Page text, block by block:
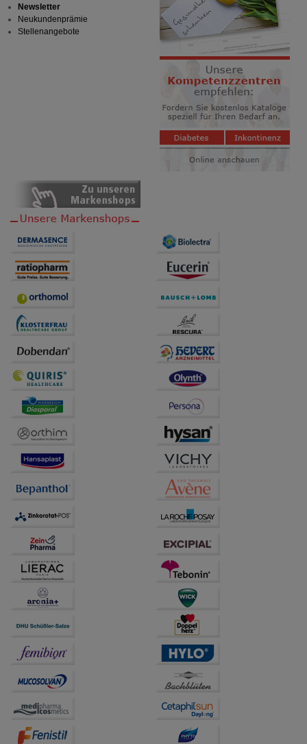
Newsletter
Neukundenprämie
Stellenangebote